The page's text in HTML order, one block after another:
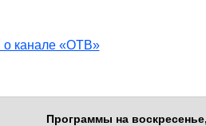
канале «ОТВ»
Программы на